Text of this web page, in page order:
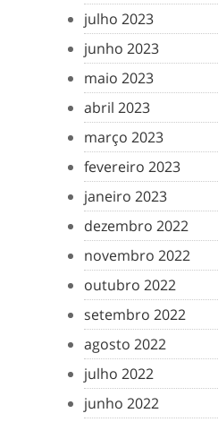
julho 2023
junho 2023
maio 2023
abril 2023
março 2023
fevereiro 2023
janeiro 2023
dezembro 2022
novembro 2022
outubro 2022
setembro 2022
agosto 2022
julho 2022
junho 2022